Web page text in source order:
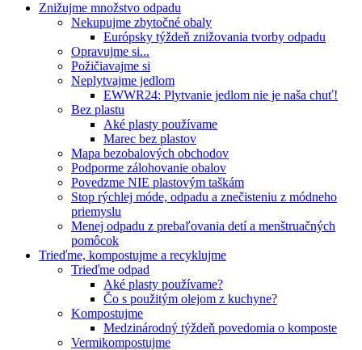
Znižujme množstvo odpadu
Nekupujme zbytočné obaly
Európsky týždeň znižovania tvorby odpadu
Opravujme si...
Požičiavajme si
Neplytvajme jedlom
EWWR24: Plytvanie jedlom nie je naša chuť!
Bez plastu
Aké plasty používame
Marec bez plastov
Mapa bezobalových obchodov
Podporme zálohovanie obalov
Povedzme NIE plastovým taškám
Stop rýchlej móde, odpadu a znečisteniu z módneho
priemyslu
Menej odpadu z prebaľovania detí a menštruačných
pomôcok
Trieďme, kompostujme a recyklujme
Trieďme odpad
Aké plasty používame?
Čo s použitým olejom z kuchyne?
Kompostujme
Medzinárodný týždeň povedomia o komposte
Vermikompostujme